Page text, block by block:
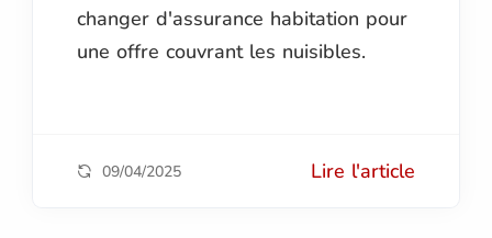
changer d'assurance habitation pour
une offre couvrant les nuisibles.
09/04/2025 Lire l'article